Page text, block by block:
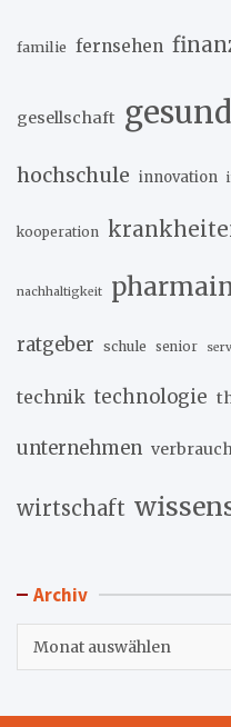
familie fernsehen
gesellschaft
hochschule innovation
kooperation
nachhaltigkeit
ratgeber schule senior
technik technologie
unternehmen
wirtschaft
Archiv